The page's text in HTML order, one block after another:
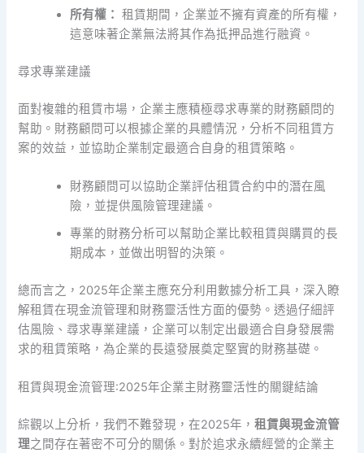
所有權： 租賃期間，企業並不擁有資產的所有權，
這意味著企業無法將其作為抵押品進行融資。
尋求專業建議
面對複雜的租賃市場，企業主應積極尋求專業的財務顧問的
幫助。財務顧問可以根據企業的具體情況，分析不同租賃方
案的效益，並協助企業制定最適合自身的租賃策略。
財務顧問可以協助企業評估租賃合約中的潛在風
險，並提供風險管理建議。
專業的財務分析可以幫助企業比較租賃與購買的長
期成本，並做出明智的決策。
總而言之，2025年企業主應充分利用數據分析工具，深入瞭
解租賃在現金流管理和財務靈活性方面的優勢。透過仔細評
估風險、尋求專業建議，企業可以制定出最適合自身發展需
求的租賃策略，為企業的長遠發展奠定堅實的財務基礎。
租賃與現金流管理:2025年企業主財務靈活性的關鍵結論
綜觀以上分析，我們不難發現，在2025年，租賃與現金流管
理之間存在著密不可分的關係。對於追求永續經營的企業主